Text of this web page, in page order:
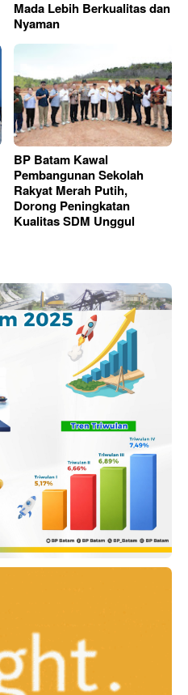
Mada Lebih Berkualitas dan
Nyaman
BP Batam Kawal
Pembangunan Sekolah
Rakyat Merah Putih,
Dorong Peningkatan
Kualitas SDM Unggul